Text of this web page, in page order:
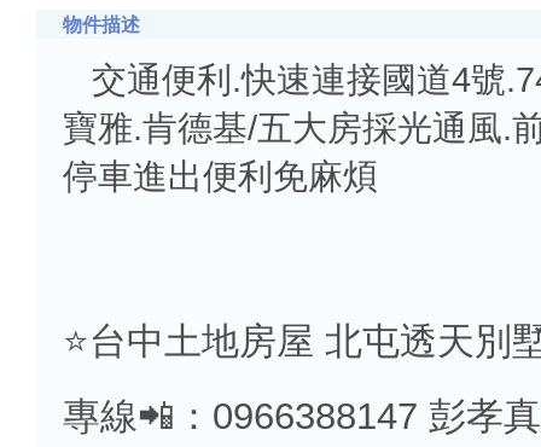
物件描述
交通便利.快速連接國道4號
寶雅.肯德基/五大房採光通風.
停車進出便利免麻煩
⭐️台中土地房屋 北屯透天別
專線📲：0966388147 彭孝真